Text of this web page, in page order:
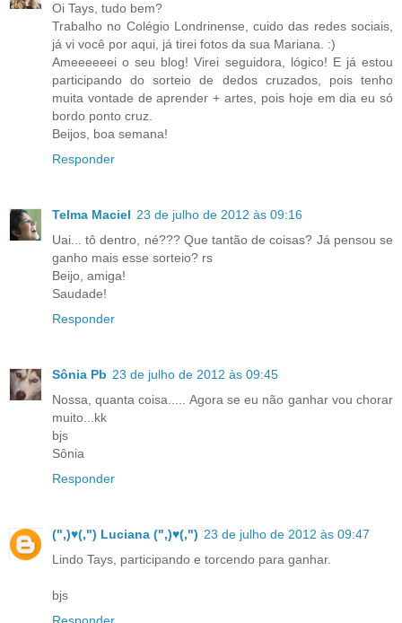
Oi Tays, tudo bem?
Trabalho no Colégio Londrinense, cuido das redes sociais,
já vi você por aqui, já tirei fotos da sua Mariana. :)
Ameeeeeei o seu blog! Virei seguidora, lógico! E já estou
participando do sorteio de dedos cruzados, pois tenho
muita vontade de aprender + artes, pois hoje em dia eu só
bordo ponto cruz.
Beijos, boa semana!
Responder
Telma Maciel 23 de julho de 2012 às 09:16
Uai... tô dentro, né??? Que tantão de coisas? Já pensou se
ganho mais esse sorteio? rs
Beijo, amiga!
Saudade!
Responder
Sônia Pb 23 de julho de 2012 às 09:45
Nossa, quanta coisa..... Agora se eu não ganhar vou chorar
muito...kk
bjs
Sônia
Responder
(",)♥(,") Luciana (",)♥(,") 23 de julho de 2012 às 09:47
Lindo Tays, participando e torcendo para ganhar.
bjs